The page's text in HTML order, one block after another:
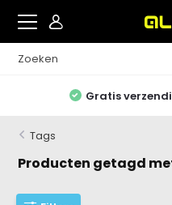
Gratis
Tags
Producten getagd